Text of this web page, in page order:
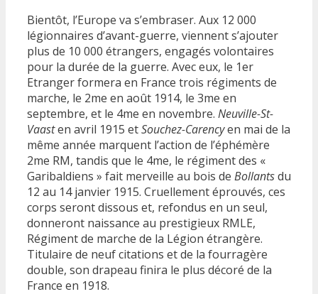
Bientôt, l’Europe va s’embraser. Aux 12 000
légionnaires d’avant-guerre, viennent s’ajouter
plus de 10 000 étrangers, engagés volontaires
pour la durée de la guerre. Avec eux, le 1er
Etranger formera en France trois régiments de
marche, le 2me en août 1914, le 3me en
septembre, et le 4me en novembre. Neuville-St-
Vaasten avril 1915 etSouchez-Carencyen mai de la
même année marquent l’action de l’éphémère
2me RM, tandis que le 4me, le régiment des «
Garibaldiens » fait merveille au bois de Bollantsdu
12 au 14 janvier 1915. Cruellement éprouvés, ces
corps seront dissous et, refondus en un seul,
donneront naissance au prestigieux RMLE,
Régiment de marche de la Légion étrangère.
Titulaire de neuf citations et de la fourragère
double, son drapeau finira le plus décoré de la
France en 1918.